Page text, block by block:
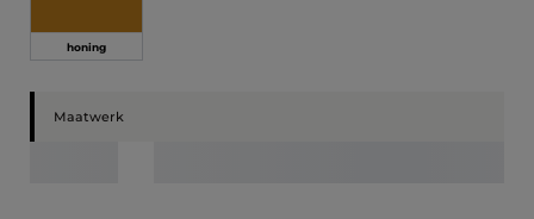
honing
Maatwerk